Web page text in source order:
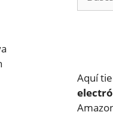
Aquí